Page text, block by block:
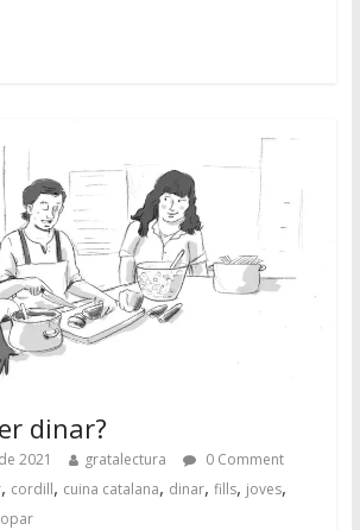
dinar?
2021 gratalectura
0 Comment
, cordill, cuina catalana, dinar, fills, joves,